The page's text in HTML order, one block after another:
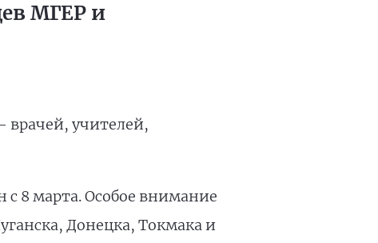
МГЕР и
учителей,
с 8 марта. Особое внимание
Донецка, Токмака и